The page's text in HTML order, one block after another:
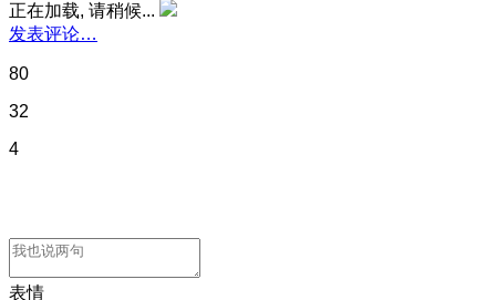
正在加载, 请稍候...
发表评论…
80
32
4
表情